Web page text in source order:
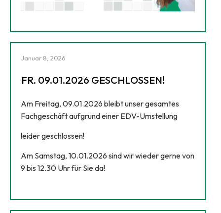
Januar 8, 2026
FR. 09.01.2026 GESCHLOSSEN!
Am Freitag, 09.01.2026 bleibt unser gesamtes
Fachgeschäft aufgrund einer EDV-Umstellung
leider geschlossen!
Am Samstag, 10.01.2026 sind wir wieder gerne von
9 bis 12.30 Uhr für Sie da!